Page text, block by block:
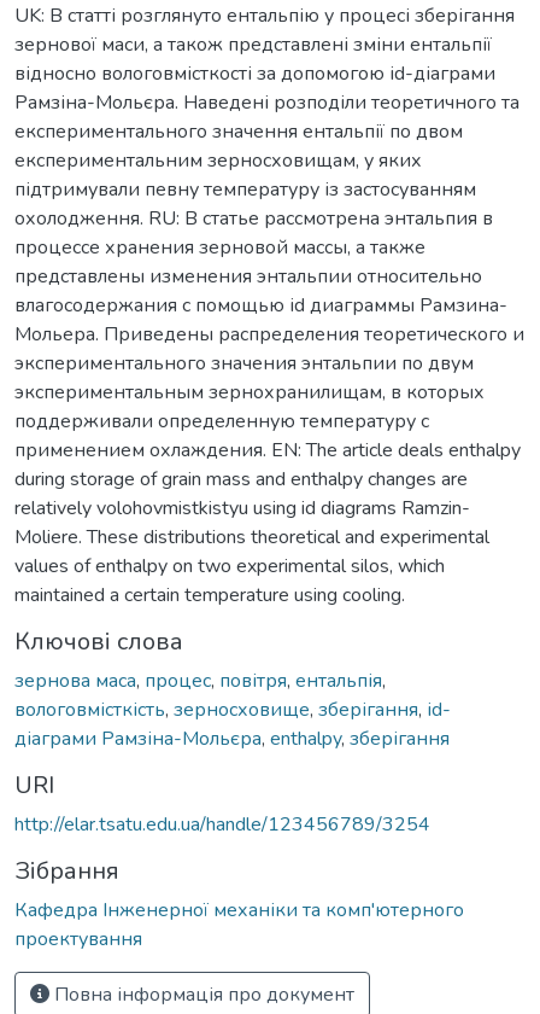
UK: В статті розглянуто ентальпію у процесі зберігання
зернової маси, а також представлені зміни ентальпії
відносно вологовмісткості за допомогою іd-діаграми
Рамзіна-Мольєра. Наведені розподіли теоретичного та
експериментального значення ентальпії по двом
експериментальним зерносховищам, у яких
підтримували певну температуру із застосуванням
охолодження. RU: В статье рассмотрена энтальпия в
процессе хранения зерновой массы, а также
представлены изменения энтальпии относительно
влагосодержания с помощью іd диаграммы Рамзина-
Мольера. Приведены распределения теоретического и
экспериментального значения энтальпии по двум
экспериментальным зернохранилищам, в которых
поддерживали определенную температуру с
применением охлаждения. EN: The article deals enthalpy
during storage of grain mass and enthalpy changes are
relatively volohovmistkistyu using id diagrams Ramzin-
Moliere. These distributions theoretical and experimental
values of enthalpy on two experimental silos, which
maintained a certain temperature using cooling.
Ключові слова
зернова маса, процес, повітря, ентальпія,
вологовмісткість, зерносховище, зберігання, іd-
діаграми Рамзіна-Мольєра, enthalpy, зберігання
URI
http://elar.tsatu.edu.ua/handle/123456789/3254
Зібрання
Кафедра Інженерної механіки та комп'ютерного
проектування
Повна інформація про документ